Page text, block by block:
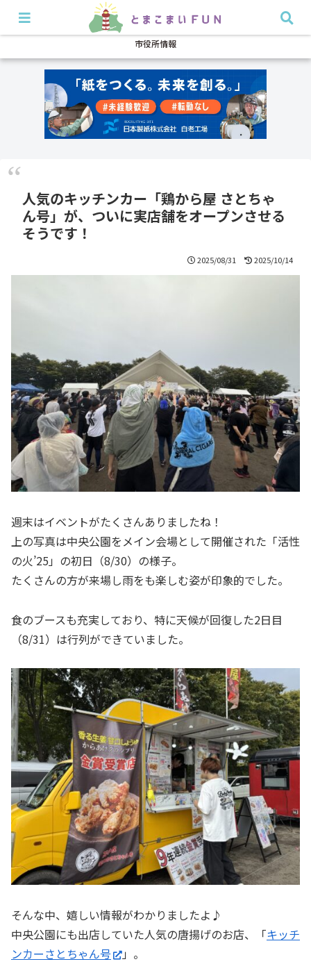
開店・閉店 イベント グルメ 特集 耳より
市役所情報
人気のキッチンカー「鶏から屋 さとちゃ
ん号」が、ついに実店舗をオープンさせる
そうです！
2025/08/31 2025/10/14
週末はイベントがたくさんありましたね！
上の写真は中央公園をメイン会場として開催された「活性
の火’25」の初日（8/30）の様子。
たくさんの方が来場し雨をも楽しむ姿が印象的でした。
食のブースも充実しており、特に天候が回復した2日目
（8/31）は行列ができていました。
そんな中、嬉しい情報がわかりましたよ♪
中央公園にも出店していた人気の唐揚げのお店、「キッチ
ンカーさとちゃん号
」。